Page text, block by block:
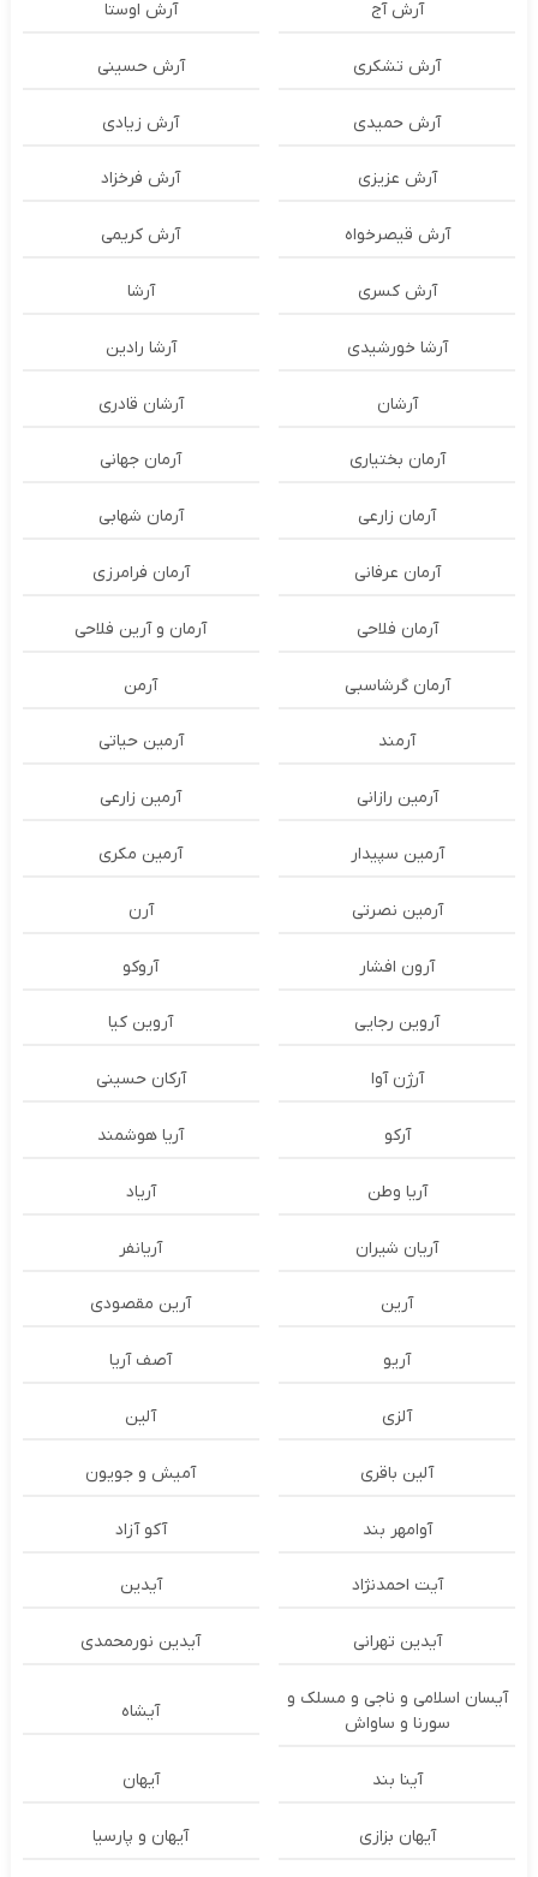
آرش آج آرش اوستا
آرش تشکری آرش حسینی
آرش حمیدی آرش زیادی
آرش عزیزی آرش فرخزاد
آرش قیصرخواه آرش کریمی
آرش کسری آرشا
آرشا خورشیدی آرشا رادین
آرشان آرشان قادری
آرمان بختیاری آرمان جهانی
آرمان زارعی آرمان شهابی
آرمان عرفانی آرمان فرامرزی
آرمان فلاحی آرمان و آرین فلاحی
آرمان گرشاسبی آرمن
آرمند آرمین حیاتی
آرمین رازانی آرمین زارعی
آرمین سپیدار آرمین مکری
آرمین نصرتی آرن
آرون افشار آروکو
آروین رجایی آروین کیا
آرژن آوا آرکان حسینی
آرکو آریا هوشمند
آریا وطن آریاد
آریان شیران آریانفر
آرین آرین مقصودی
آریو آصف آریا
آلزی آلین
آلین باقری آمیش و جویون
آوامهر بند آکو آزاد
آیت احمدنژاد آیدین
آیدین تهرانی آیدین نورمحمدی
آیسان اسلامی و ناجی و مسلک و
سورنا و ساواش
آیشاه
آینا بند آیهان
آیهان بزازی آیهان و پارسیا